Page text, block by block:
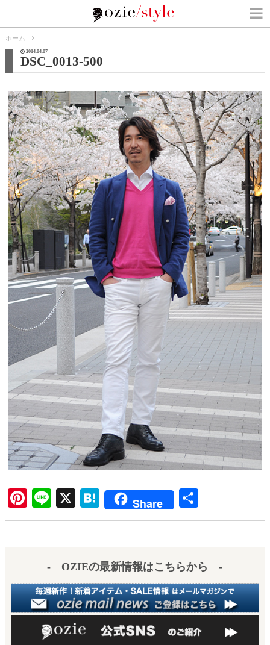
ホーム
2014.04.07
DSC_0013-500
Pi
nt
Li
ne
X
H
at
a
Share
有
- OZIEの最新情報はこちらから -